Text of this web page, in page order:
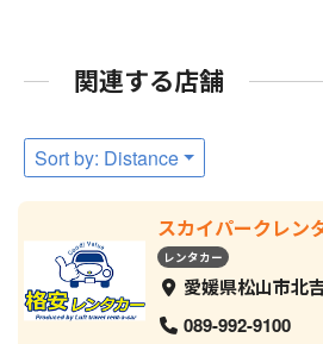
関連する店舗
Sort by: Distance
スカイパークレン
レンタカー
愛媛県松山市北
089-992-9100